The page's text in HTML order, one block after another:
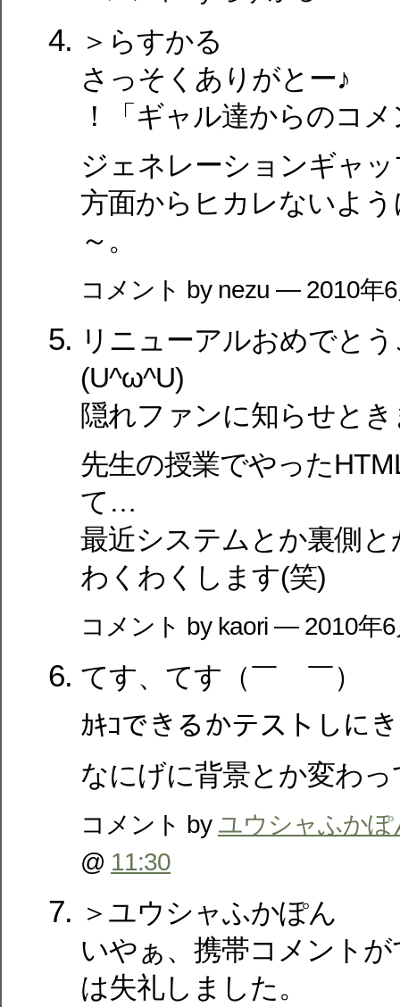
＞らすかる
さっそくありがとー♪
！「ギャル達からのコ
ジェネレーションギャ
方面からヒカレないよ
～。
コメント by nezu — 2010年
リニューアルおめでと
(U^ω^U)
隠れファンに知らせと
先生の授業でやった
て…
最近システムとか裏側
わくわくします(笑)
コメント by kaori — 2010年
てす、てす （￣ゝ￣）
ｶｷｺできるかテストしに
なにげに背景とか変わっ
コメント by ユウシャふかぽ
@ 11:30
＞ユウシャふかぽん
いやぁ、携帯コメント
は失礼しました。